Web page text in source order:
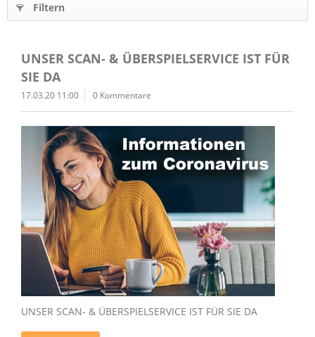
Filtern
UNSER SCAN- & ÜBERSPIELSERVICE IST FÜR
SIE DA
17.03.20 11:00 0 Kommentare
UNSER SCAN- & ÜBERSPIELSERVICE IST FÜR SIE DA